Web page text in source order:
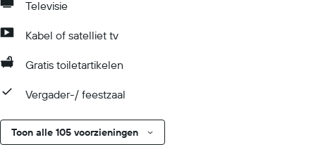
Televisie
Kabel of satelliet tv
Gratis toiletartikelen
Vergader-/ feestzaal
Toon alle 105 voorzieningen